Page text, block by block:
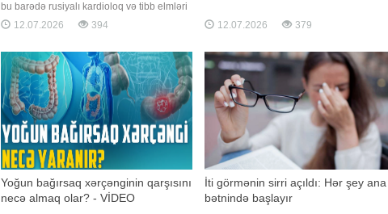
bu barədə rusiyalı kardioloq və tibb elmləri
namizədi Valentina Baydina nəşrinə verdiyi
müsahibədə danışıb. Həkim orqanizmə
açıqlayıb. Valentina Baydina bildirib ki, çox
miqdard
12.07.2026 394
verir ki, buna baxmayaraq, bir çox qadın ilk
xəbərdaredici əlamətləri ya görməzlikdən
əlaqələndirir
12.07.2026 379
Yoğun bağırsaq xərçənginin qarşısını
necə almaq olar? - VİDEO
İti görmənin sirri açıldı: Hər şey ana
bətnində başlayır